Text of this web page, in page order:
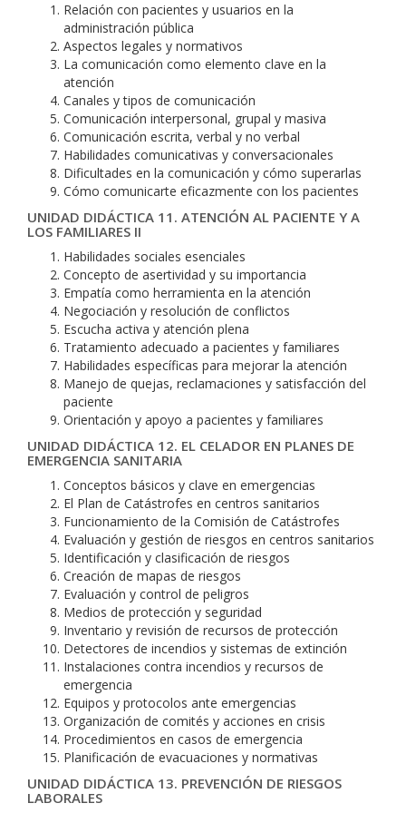
Relación con pacientes y usuarios en la
administración pública
Aspectos legales y normativos
La comunicación como elemento clave en la
atención
Canales y tipos de comunicación
Comunicación interpersonal, grupal y masiva
Comunicación escrita, verbal y no verbal
Habilidades comunicativas y conversacionales
Dificultades en la comunicación y cómo superarlas
Cómo comunicarte eficazmente con los pacientes
UNIDAD DIDÁCTICA 11. ATENCIÓN AL PACIENTE Y A
LOS FAMILIARES II
Habilidades sociales esenciales
Concepto de asertividad y su importancia
Empatía como herramienta en la atención
Negociación y resolución de conflictos
Escucha activa y atención plena
Tratamiento adecuado a pacientes y familiares
Habilidades específicas para mejorar la atención
Manejo de quejas, reclamaciones y satisfacción del
paciente
Orientación y apoyo a pacientes y familiares
UNIDAD DIDÁCTICA 12. EL CELADOR EN PLANES DE
EMERGENCIA SANITARIA
Conceptos básicos y clave en emergencias
El Plan de Catástrofes en centros sanitarios
Funcionamiento de la Comisión de Catástrofes
Evaluación y gestión de riesgos en centros sanitarios
Identificación y clasificación de riesgos
Creación de mapas de riesgos
Evaluación y control de peligros
Medios de protección y seguridad
Inventario y revisión de recursos de protección
Detectores de incendios y sistemas de extinción
Instalaciones contra incendios y recursos de
emergencia
Equipos y protocolos ante emergencias
Organización de comités y acciones en crisis
Procedimientos en casos de emergencia
Planificación de evacuaciones y normativas
UNIDAD DIDÁCTICA 13. PREVENCIÓN DE RIESGOS
LABORALES